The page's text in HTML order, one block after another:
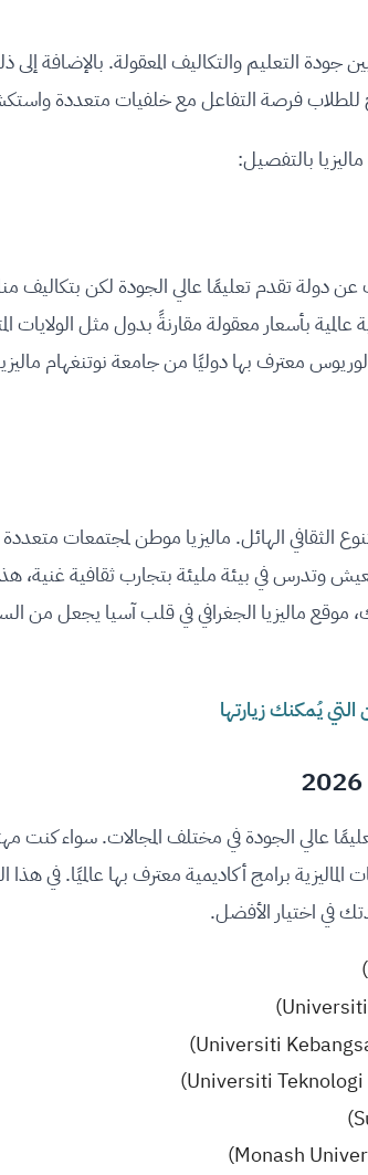
جودة التعليم والتكاليف المعقولة. بالإضافة إلى
للطلاب فرصة التفاعل مع خلفيات متعددة
بالتفصيل:
دولة تقدم تعليمًا عالي الجودة لكن بتكاليف
بأسعار معقولة مقارنةً بدول مثل الولايات
معترف بها دوليًا من جامعة نوتنغهام ماليزيا
الثقافي الهائل. ماليزيا موطن لمجتمعات
وتدرس في بيئة مليئة بتجارب ثقافية غنية،
موقع ماليزيا الجغرافي في قلب آسيا يجعل من
يُمكنك زيارتها
عالي الجودة في مختلف المجالات. سواء كنت
الماليزية برامج أكاديمية معترف بها عالميًا.